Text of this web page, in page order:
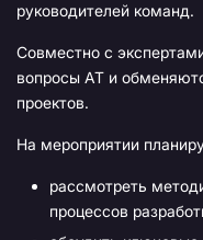
руководителей команд.
Совместно с
вопросы АТ и
проектов.
На мероприятии
рассмотреть
процессов